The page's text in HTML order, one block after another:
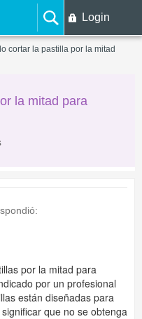
Login
cortar la pastilla por la mitad
la mitad para
por la mitad para
por un profesional
están diseñadas para
que no se obtenga